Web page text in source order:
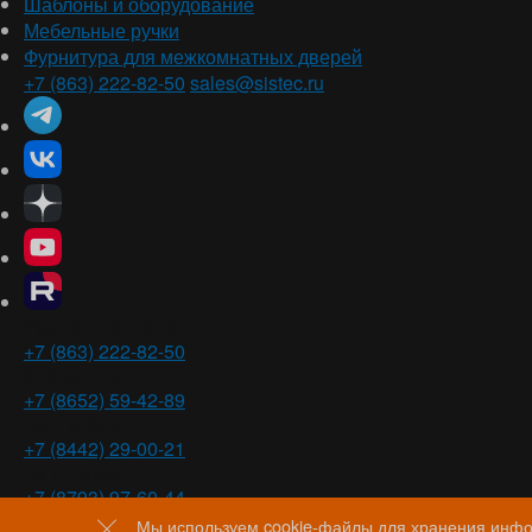
Мы используем cookie-файлы для хранения
Мебельные ручки
Фурнитура для межкомнатных дверей
+7 (863) 222-82-50 sales@sistec.ru
+7 (863) 222-82-50
+7 (8652) 59-42-89
+7 (8442) 29-00-21
+7 (8793) 97-60-44